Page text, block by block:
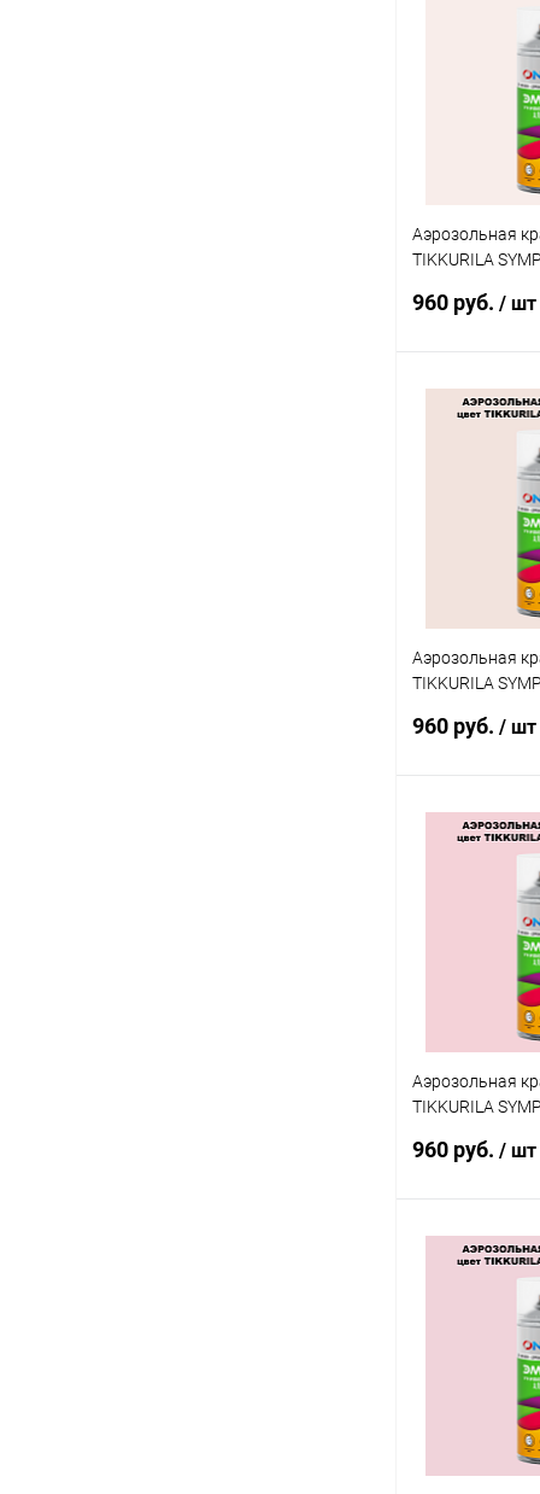
Купить в 1
В избранное
Аэрозольная
TIKKURILA
960 руб. / шт
В
Купить в 1
В избранное
Аэрозольная
TIKKURILA
960 руб. / шт
В
Купить в 1
В избранное
Аэрозольная
TIKKURILA
960 руб. / шт
В
Купить в 1
В избранное